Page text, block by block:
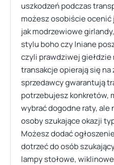
uszkodzeń podczas
możesz osobiście ocenić
jak modrzewiowe
stylu boho czy lniane
czyli prawdziwej giełdzie
transakcje opierają się
sprzedawcy gwarantują
potrzebujesz konkretów,
wybrać dogodne raty, ale
osoby szukające okazji
Możesz dodać
dotrzeć do osób
lampy stołowe,